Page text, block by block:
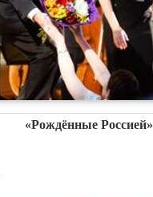
«Рождённые Россией»